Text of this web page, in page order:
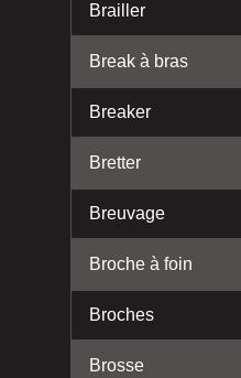
Brailler
Break à bras
Breaker
Bretter
Breuvage
Broche à foin
Broches
Brosse